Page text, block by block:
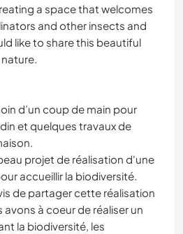
a space that welcomes
and other insects and
like to share this beautiful
d’un coup de main pour
et quelques travaux de
projet de réalisation d'une
accueillir la biodiversité.
de partager cette réalisation
avons à coeur de réaliser un
la biodiversité, les